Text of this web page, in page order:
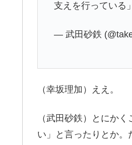
支えを行っている
— 武田砂鉄
（幸坂理加）ええ。
（武田砂鉄）とにか
い」と言ったりとか